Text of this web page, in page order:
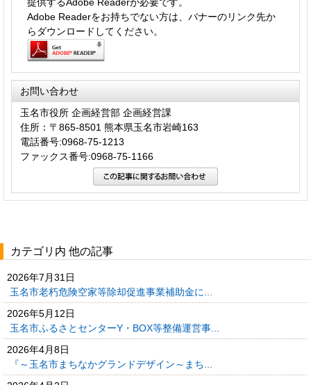
Adobe Readerをお持ちでない方は、バナーのリンク先か
らダウンロードしてください。
お問い合わせ
玉名市役所 企画経営部 企画経営課
住所：〒865-8501 熊本県玉名市岩崎163
電話番号:0968-75-1213
ファックス番号:0968-75-1166
カテゴリ内 他の記事
2026年7月31日
玉名市老朽危険空家等除却促進事業補助金に...
2026年5月12日
玉名市ふるさとセンターY・BOX等整備運営事...
2026年4月8日
『～玉名市まちなかグランドデザイン～まち...